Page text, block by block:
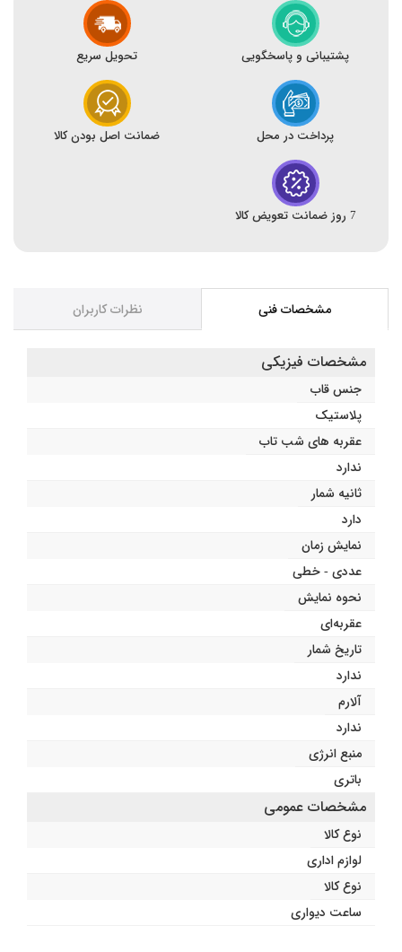
پشتیبانی و پاسخگویی تحویل سریع
پرداخت در محل ضمانت اصل بودن کالا
7 روز ضمانت تعویض کالا
مشخصات فنی نظرات کاربران
مشخصات فیزیکی
جنس قاب
پلاستیک
عقربه های شب تاب
ندارد
ثانیه شمار
دارد
نمایش زمان
عددی - خطی
نحوه نمایش
عقربه‌ای
تاریخ شمار
ندارد
آلارم
ندارد
منبع انرژی
باتری
مشخصات عمومی
نوع کالا
لوازم اداری
نوع کالا
ساعت دیواری